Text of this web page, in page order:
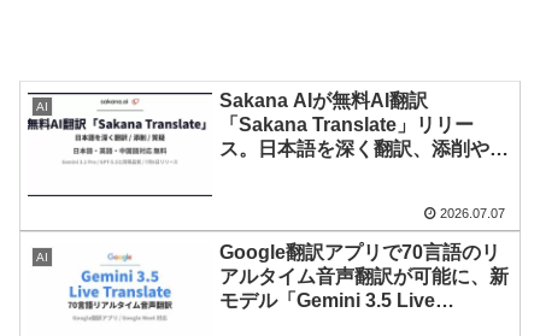
AI
Sakana AIが無料AI翻訳
「Sakana Translate」リリー
ス。日本語を深く翻訳、添削や質
2026.07.07
AI
Google翻訳アプリで70言語のリ
アルタイム音声翻訳が可能に、新
モデル「Gemini 3.5 Live